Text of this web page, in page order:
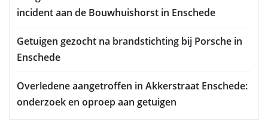
incident aan de Bouwhuishorst in Enschede
Getuigen gezocht na brandstichting bij Porsche in
Enschede
Overledene aangetroffen in Akkerstraat Enschede:
onderzoek en oproep aan getuigen